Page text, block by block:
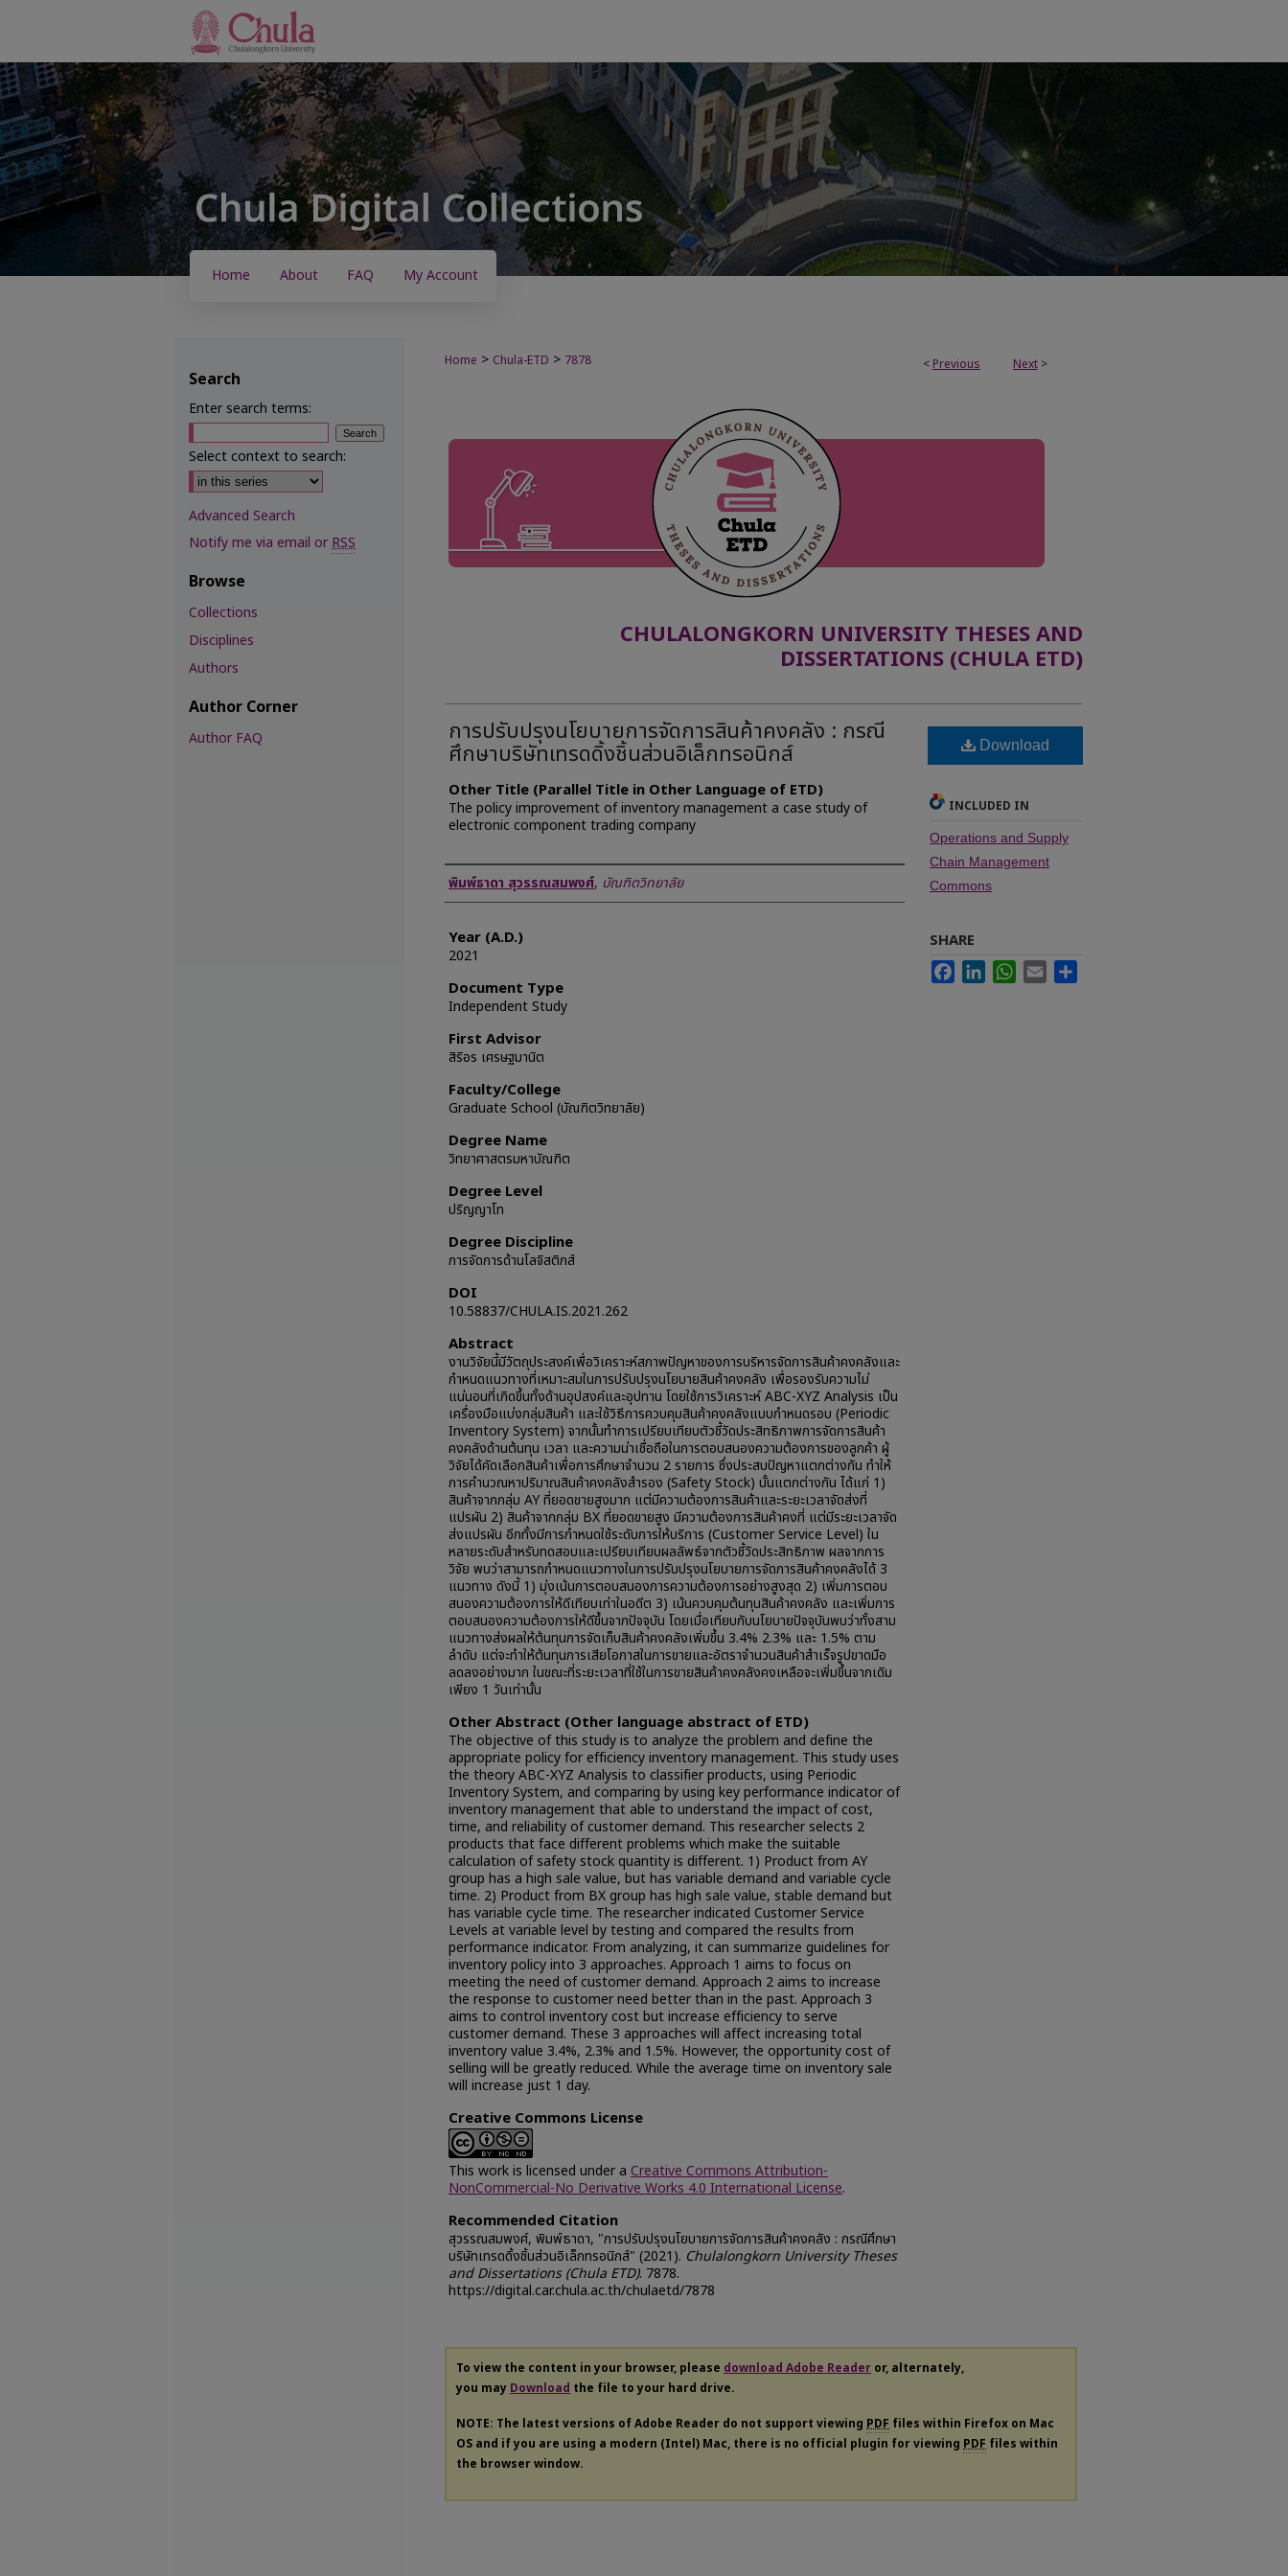
Home About FAQ My Account
< Previous Next >
Home > Chula-ETD > 7878
CHULALONGKORN UNIVERSITY THESES AND
DISSERTATIONS (CHULA ETD)
การปรับปรุงนโยบายการจัดการสินค้าคงคลัง : กรณี
ศึกษาบริษัทเทรดดิ้งชิ้นส่วนอิเล็กทรอนิกส์
Other Title (Parallel Title in Other Language of ETD)
The policy improvement of inventory management a case study of
electronic component trading company
Author
พิมพ์ธาดา สุวรรณสมพงศ์, บัณฑิตวิทยาลัย
Year (A.D.)
2021
Document Type
Independent Study
First Advisor
สิริอร เศรษฐมานิต
Faculty/College
Graduate School (บัณฑิตวิทยาลัย)
Degree Name
วิทยาศาสตรมหาบัณฑิต
Degree Level
ปริญญาโท
Degree Discipline
การจัดการด้านโลจิสติกส์
DOI
10.58837/CHULA.IS.2021.262
Abstract
งานวิจัยนี้มีวัตถุประสงค์เพื่อวิเคราะห์สภาพปัญหาของการบริหารจัดการสินค้าคงคลังและ
กำหนดแนวทางที่เหมาะสมในการปรับปรุงนโยบายสินค้าคงคลัง เพื่อรองรับความไม่
แน่นอนที่เกิดขึ้นทั้งด้านอุปสงค์และอุปทาน โดยใช้การวิเคราะห์ ABC-XYZ Analysis เป็น
เครื่องมือแบ่งกลุ่มสินค้า และใช้วิธีการควบคุมสินค้าคงคลังแบบกำหนดรอบ (Periodic
Inventory System) จากนั้นทำการเปรียบเทียบตัวชี้วัดประสิทธิภาพการจัดการสินค้า
คงคลังด้านต้นทุน เวลา และความน่าเชื่อถือในการตอบสนองความต้องการของลูกค้า ผู้
วิจัยได้คัดเลือกสินค้าเพื่อการศึกษาจำนวน 2 รายการ ซึ่งประสบปัญหาแตกต่างกัน ทำให้
การคำนวณหาปริมาณสินค้าคงคลังสำรอง (Safety Stock) นั้นแตกต่างกัน ได้แก่ 1)
สินค้าจากกลุ่ม AY ที่ยอดขายสูงมาก แต่มีความต้องการสินค้าและระยะเวลาจัดส่งที่
แปรผัน 2) สินค้าจากกลุ่ม BX ที่ยอดขายสูง มีความต้องการสินค้าคงที่ แต่มีระยะเวลาจัด
ส่งแปรผัน อีกทั้งมีการกำหนดใช้ระดับการให้บริการ (Customer Service Level) ใน
หลายระดับสำหรับทดสอบและเปรียบเทียบผลลัพธ์จากตัวชี้วัดประสิทธิภาพ ผลจากการ
วิจัย พบว่าสามารถกำหนดแนวทางในการปรับปรุงนโยบายการจัดการสินค้าคงคลังได้ 3
แนวทาง ดังนี้ 1) มุ่งเน้นการตอบสนองการความต้องการอย่างสูงสุด 2) เพิ่มการตอบ
สนองความต้องการให้ดีเทียบเท่าในอดีต 3) เน้นควบคุมต้นทุนสินค้าคงคลัง และเพิ่มการ
ตอบสนองความต้องการให้ดีขึ้นจากปัจจุบัน โดยเมื่อเทียบกับนโยบายปัจจุบันพบว่าทั้งสาม
แนวทางส่งผลให้ต้นทุนการจัดเก็บสินค้าคงคลังเพิ่มขึ้น 3.4% 2.3% และ 1.5% ตาม
ลำดับ แต่จะทำให้ต้นทุนการเสียโอกาสในการขายและอัตราจำนวนสินค้าสำเร็จรูปขาดมือ
ลดลงอย่างมาก ในขณะที่ระยะเวลาที่ใช้ในการขายสินค้าคงคลังคงเหลือจะเพิ่มขึ้นจากเดิม
เพียง 1 วันเท่านั้น
Other Abstract (Other language abstract of ETD)
The objective of this study is to analyze the problem and define the
appropriate policy for efficiency inventory management. This study uses
the theory ABC-XYZ Analysis to classifier products, using Periodic
Inventory System, and comparing by using key performance indicator of
inventory management that able to understand the impact of cost,
time, and reliability of customer demand. This researcher selects 2
products that face different problems which make the suitable
calculation of safety stock quantity is different. 1) Product from AY
group has a high sale value, but has variable demand and variable cycle
time. 2) Product from BX group has high sale value, stable demand but
has variable cycle time. The researcher indicated Customer Service
Levels at variable level by testing and compared the results from
performance indicator. From analyzing, it can summarize guidelines for
inventory policy into 3 approaches. Approach 1 aims to focus on
meeting the need of customer demand. Approach 2 aims to increase
the response to customer need better than in the past. Approach 3
aims to control inventory cost but increase efficiency to serve
customer demand. These 3 approaches will affect increasing total
inventory value 3.4%, 2.3% and 1.5%. However, the opportunity cost of
selling will be greatly reduced. While the average time on inventory sale
will increase just 1 day.
Creative Commons License
This work is licensed under a Creative Commons Attribution-
NonCommercial-No Derivative Works 4.0 International License.
Recommended Citation
สุวรรณสมพงศ์, พิมพ์ธาดา, "การปรับปรุงนโยบายการจัดการสินค้าคงคลัง : กรณีศึกษา
บริษัทเทรดดิ้งชิ้นส่วนอิเล็กทรอนิกส์" (2021). Chulalongkorn University Theses
and Dissertations (Chula ETD). 7878.
https://digital.car.chula.ac.th/chulaetd/7878
Download
INCLUDED IN
Operations and Supply
Chain Management
Commons
SHARE
FacebookLinkedInWhatsApp
Email
To view the content in your browser, please download Adobe Reader or, alternately,
you may Download the file to your hard drive.
NOTE: The latest versions of Adobe Reader do not support viewing PDF files within Firefox on Mac
OS and if you are using a modern (Intel) Mac, there is no official plugin for viewing PDF files within
the browser window.
Search
Enter search terms:
Select context to search:
Advanced Search
Notify me via email orRSS
Browse
Collections
Disciplines
Authors
Author Corner
Author FAQ